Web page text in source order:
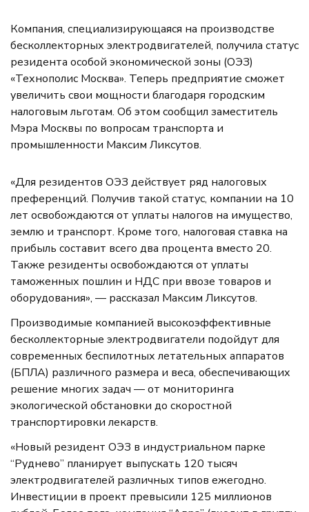
Компания, специализирующаяся на производстве
бесколлекторных электродвигателей, получила статус
резидента особой экономической зоны (ОЭЗ)
«Технополис Москва». Теперь предприятие сможет
увеличить свои мощности благодаря городским
налоговым льготам. Об этом сообщил заместитель
Мэра Москвы по вопросам транспорта и
промышленности Максим Ликсутов.
«Для резидентов ОЭЗ действует ряд налоговых
преференций. Получив такой статус, компании на 10
лет освобождаются от уплаты налогов на имущество,
землю и транспорт. Кроме того, налоговая ставка на
прибыль составит всего два процента вместо 20.
Также резиденты освобождаются от уплаты
таможенных пошлин и НДС при ввозе товаров и
оборудования», — рассказал Максим Ликсутов.
Производимые компанией высокоэффективные
бесколлекторные электродвигатели подойдут для
современных беспилотных летательных аппаратов
(БПЛА) различного размера и веса, обеспечивающих
решение многих задач — от мониторинга
экологической обстановки до скоростной
транспортировки лекарств.
«Новый резидент ОЭЗ в индустриальном парке
“Руднево” планирует выпускать 120 тысяч
электродвигателей различных типов ежегодно.
Инвестиции в проект превысили 125 миллионов